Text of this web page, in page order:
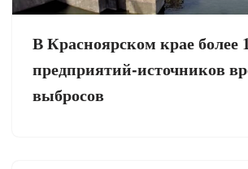
В Красноярском крае более
предприятий-источников
выбросов